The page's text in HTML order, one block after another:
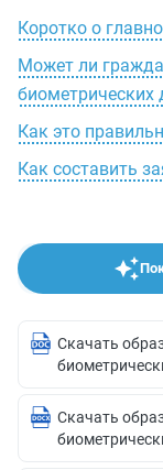
Коротко о
Может ли
биометрических
Как это
Как составить
Скачать
Скачать